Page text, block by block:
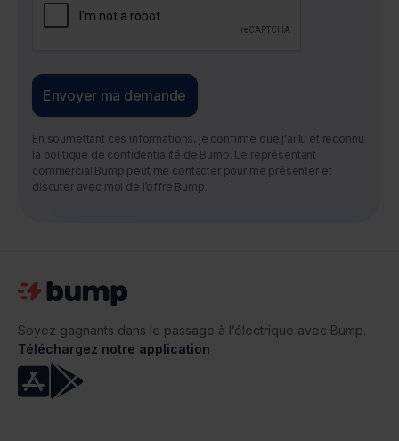
En soumettant ces informations, je confirme que j'ai lu et reconnu
la politique de confidentialité de Bump. Le représentant
commercial Bump peut me contacter pour me présenter et
discuter avec moi de l’offre Bump.
Soyez gagnants dans le passage à l’électrique avec Bump.
Téléchargez notre application
 